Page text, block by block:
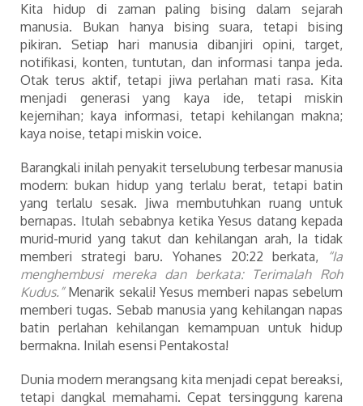
Kita hidup di zaman paling bising dalam sejarah
manusia. Bukan hanya bising suara, tetapi bising
pikiran. Setiap hari manusia dibanjiri opini, target,
notifikasi, konten, tuntutan, dan informasi tanpa jeda.
Otak terus aktif, tetapi jiwa perlahan mati rasa. Kita
menjadi generasi yang kaya ide, tetapi miskin
kejernihan; kaya informasi, tetapi kehilangan makna;
kaya noise, tetapi miskin voice.
Barangkali inilah penyakit terselubung terbesar manusia
modern: bukan hidup yang terlalu berat, tetapi batin
yang terlalu sesak. Jiwa membutuhkan ruang untuk
bernapas. Itulah sebabnya ketika Yesus datang kepada
murid-murid yang takut dan kehilangan arah, Ia tidak
memberi strategi baru. Yohanes 20:22 berkata,
“Ia
menghembusi mereka dan berkata: Terimalah Roh
Kudus.”Menarik sekali! Yesus memberi napas sebelum
memberi tugas. Sebab manusia yang kehilangan napas
batin perlahan kehilangan kemampuan untuk hidup
bermakna. Inilah esensi Pentakosta!
Dunia modern merangsang kita menjadi cepat bereaksi,
tetapi dangkal memahami. Cepat tersinggung karena